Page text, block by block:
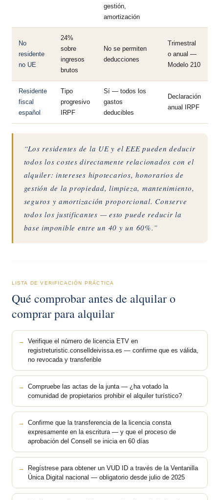
gestión,
amortización
No
residente
no UE
24%
sobre
ingresos
brutos
No se permiten
deducciones
Trimestral
o anual —
Modelo 210
Residente
fiscal
español
Tipo
progresivo
IRPF
Sí — todos los
gastos
deducibles
Declaración
anual IRPF
“Los residentes de la UE y el EEE pueden deducir
todos los costes directamente relacionados con el
alquiler: intereses hipotecarios, honorarios de
gestión de la propiedad, limpieza, mantenimiento,
seguros y amortización proporcional. Conserve
todos los justificantes — esto puede reducir la
base imponible entre un 40 y un 60%.”
LISTA DE VERIFICACIÓN PRÁCTICA
Qué comprobar antes de alquilar o
comprar para alquilar
Verifique el número de licencia ETV en
registreturistic.conselldeivissa.es — confirme que es válida,
no revocada y transferible
Compruebe las actas de la junta — ¿ha votado la
comunidad de propietarios prohibir el alquiler turístico?
Confirme que la transferencia de la licencia consta
expresamente en la escritura — y que el proceso de
aprobación del Consell se inicia en 60 días
Regístrese para obtener un VUD ID a través de la Ventanilla
Única Digital nacional — obligatorio desde julio de 2025